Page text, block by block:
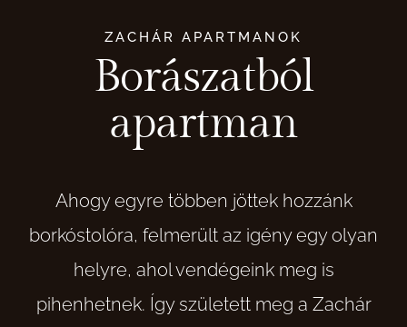
ZACHÁR APARTMANOK
Borászatból
apartman
Ahogy egyre többen jöttek hozzánk
borkóstolóra, felmerült az igény egy olyan
helyre, ahol vendégeink meg is
pihenhetnek. Így született meg a Zachár